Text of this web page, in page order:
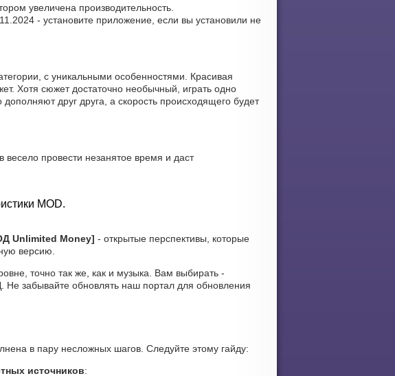
увеличена производительность.
- установите приложение, если вы установили не
с уникальными особенностями. Красивая
Хотя сюжет достаточно необычный, играть одно
друг друга, а скорость происходящего будет
провести незанятое время и даст
MOD.
Unlimited Money] - открытые перспективы, которые
версию.
точно так же, как и музыка. Вам выбирать -
Не забывайте обновлять наш портал для обновления
в пару несложных шагов. Следуйте этому гайду:
источников: